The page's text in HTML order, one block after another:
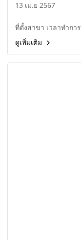
13 เม.ย 2567
ที่ตั้งสาขา เวลาทำการ
ดูเพิ่มเติม